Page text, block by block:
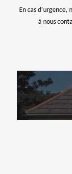
En cas d’urgence,
à nous